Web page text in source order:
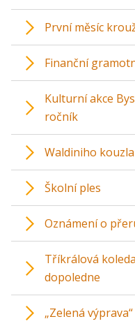
První měsíc
Finanční
Kulturní akce
ročník
Waldiniho
Školní ples
Oznámení o
Tříkrálová
dopoledne
„Zelená